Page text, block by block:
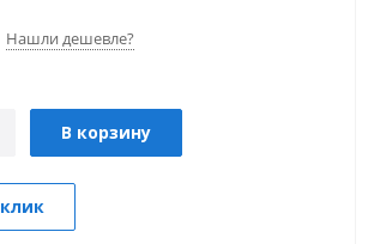
Нашли дешевле?
В корзину